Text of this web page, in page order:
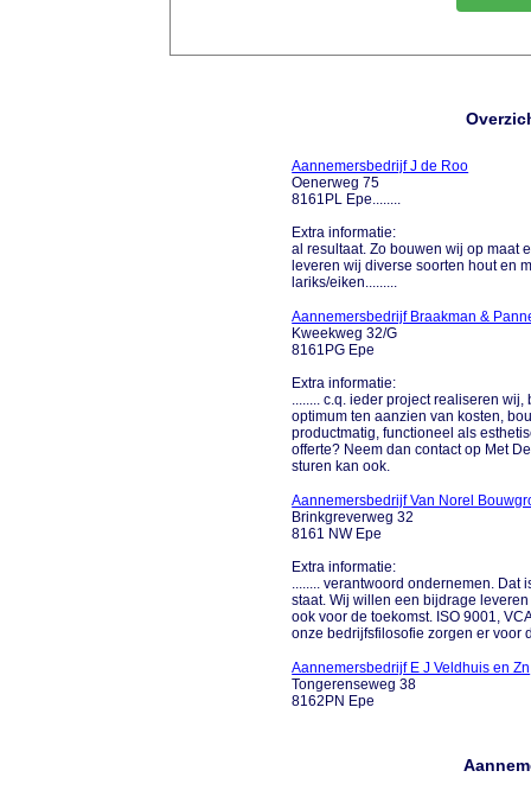
Aannemersbedrijf J de Roo
Oenerweg 75
8161PL Epe........
Extra informatie:
al resultaat. Zo bouwen wij op maat
leveren wij diverse soorten hout en
lariks/eiken.........
Aannemersbedrijf Braakman &
Kweekweg 32/G
8161PG Epe
Extra informatie:
........ c.q. ieder project realiseren
optimum ten aanzien van kosten,
productmatig, functioneel als
offerte? Neem dan contact op Met
sturen kan ook.
Aannemersbedrijf Van Norel
Brinkgreverweg 32
8161 NW Epe
Extra informatie:
........ verantwoord ondernemen. Dat
staat. Wij willen een bijdrage
ook voor de toekomst. ISO 9001,
onze bedrijfsfilosofie zorgen er voor
Aannemersbedrijf E J Veldhuis en Zn
Tongerenseweg 38
8162PN Epe